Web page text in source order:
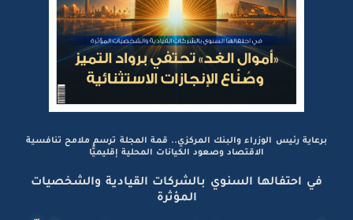
برعاية رئيس الوزراء والبنك المركزي.. قمة المجلة ترسم ملامح تنافسية
الاقتصاد وصعود الكيانات المحلية إقليميًّا
في احتفالها السنوي بالشركات القيادية والشخصيات
المؤثرة